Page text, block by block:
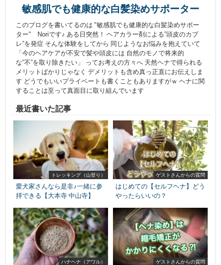
敏感肌でも健康的な白髪染めサポーター
このブログを書いてるのは "敏感肌でも健康的な白髪染めサポー
ター" Noriです♪ ある日突然！ ヘアカラー剤による”頭皮のカブ
レ”を発症 そんな体験をしてから 同じようなお悩みを抱えていて
「今のヘアケアが不安で髪や頭皮には 自然のモノで将来的
な”不”を取り除きたい」 ってお考えの方々へ 天然ヘナで得られる
メリットばかりじゃなく デメリットも含め真っ正直にお伝えしま
す どうでもいいプライベートも書くこともありますがｗ ヘナに関
することは至って真面目に取り組んでいます
最近書いた記事
トレッキング（山登り）
愛犬家さんなら是非♪一緒に参
拝できる【大本寺 中山寺】
ゲストさんからの質問
はじめての【セルフヘナ】どう
やったらいいの？
ハナヘナ（アワル） ゲストさんからの質問